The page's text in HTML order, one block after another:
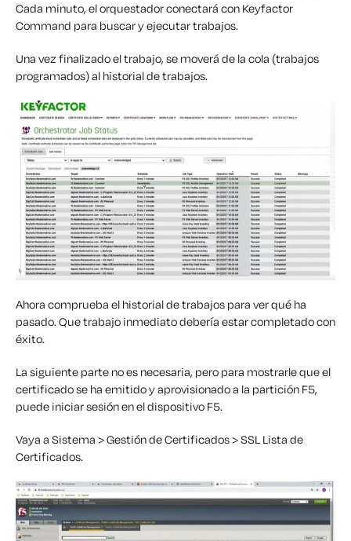
Cada minuto, el orquestadorconectará con Keyfactor
Command para buscar y ejecutar trabajos.
Una vez finalizado el trabajo, se moverá de la cola (trabajos
programados) al historial de trabajos.
Ahora comprueba el historial de trabajos para ver qué ha
pasado.Quetrabajo inmediatodebería estarcompletadocon
éxito.
La siguiente parte no es necesaria, pero para mostrarle que el
certificado se ha emitido y aprovisionado a la partición F5,
puede iniciar sesión en el dispositivo F5.
Vaya a Sistema > Gestión de Certificados > SSL Lista de
Certificados.